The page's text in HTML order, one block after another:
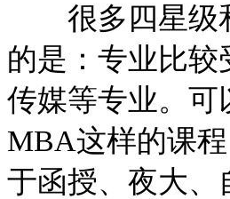
很多四星级和
的是：专业比
传媒等专业。可
MBA这样的课
于函授、夜大、